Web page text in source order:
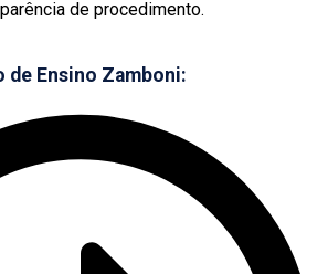
de procedimento.
de Ensino Zamboni: